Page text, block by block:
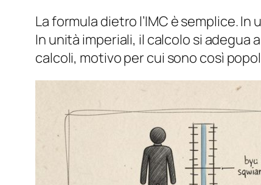
La formula dietro l’IMC è semplice.
In unità imperiali, il calcolo si
calcoli, motivo per cui sono così